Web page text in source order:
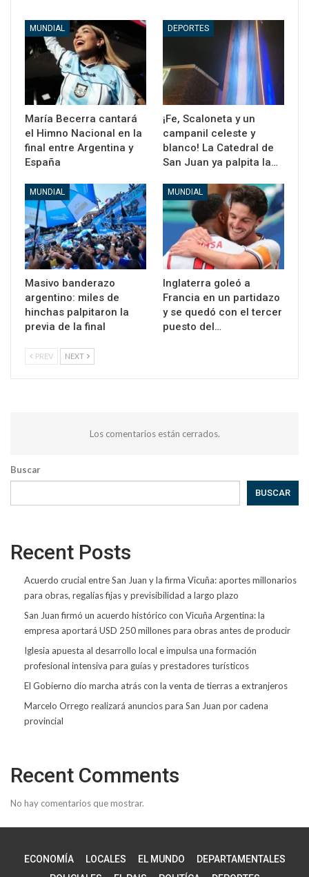
MUNDIAL
María Becerra cantará
el Himno Nacional en la
final entre Argentina y
España
DEPORTES
¡Fe, Scaloneta y un
campanil celeste y
blanco! La Catedral de
San Juan ya palpita la…
MUNDIAL
Masivo banderazo
argentino: miles de
hinchas palpitaron la
previa de la final
MUNDIAL
Inglaterra goleó a
Francia en un partidazo
y se quedó con el tercer
puesto del…
PREV NEXT
Los comentarios están cerrados.
Buscar
BUSCAR
Recent Posts
Acuerdo crucial entre San Juan y la firma Vicuña: aportes millonarios
para obras, regalías fijas y previsibilidad a largo plazo
San Juan firmó un acuerdo histórico con Vicuña Argentina: la
empresa aportará USD 250 millones para obras antes de producir
Iglesia apuesta al desarrollo local e impulsa una formación
profesional intensiva para guías y prestadores turísticos
El Gobierno dio marcha atrás con la venta de tierras a extranjeros
Marcelo Orrego realizará anuncios para San Juan por cadena
provincial
Recent Comments
No hay comentarios que mostrar.
ECONOMÍA LOCALES EL MUNDO
DEPARTAMENTALES